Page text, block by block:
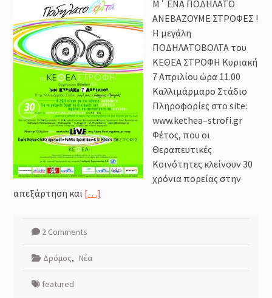
Μ΄ ΕΝΑ ΠΟΔΗΛΑΤΟ
ΑΝΕΒΑΖΟΥΜΕ ΣΤΡΟΦΕΣ !
Η μεγάλη
ΠΟΔΗΛΑΤΟΒΟΛΤΑ του
ΚΕΘΕΑ ΣΤΡΟΦΗ Κυριακή
7 Απριλίου ώρα 11.00
Καλλιμάρμαρο Στάδιο
Πληροφορίες στο site:
www.kethea–strofi.gr
Φέτος, που οι
Θεραπευτικές
Κοινότητες κλείνουν 30
χρόνια πορείας στην
απεξάρτηση και […]
2 Comments
Δρόμος, Νέα
featured